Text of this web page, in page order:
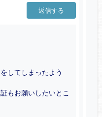
返信する
してしまったよう
もお願いしたいとこ